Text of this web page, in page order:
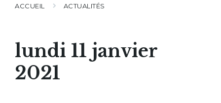
ACCUEIL ACTUALITÉS
lundi 11 janvier
2021